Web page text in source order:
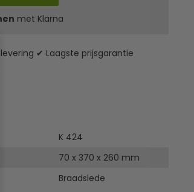
met Klarna
✔ Laagste prijsgarantie
K 424
70 x 370 x 260 mm
Braadslede